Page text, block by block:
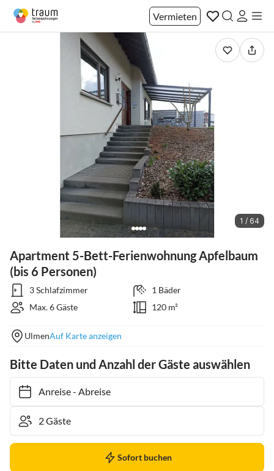
Vermieten
1 / 64
Apartment 5-Bett-Ferienwohnung Apfelbaum
(bis 6 Personen)
3 Schlafzimmer
1 Bäder
Max. 6 Gäste
120 m²
UlmenAuf Karte anzeigen
Bitte Daten und Anzahl der Gäste auswählen
Anreise- Abreise
Sofort buchen